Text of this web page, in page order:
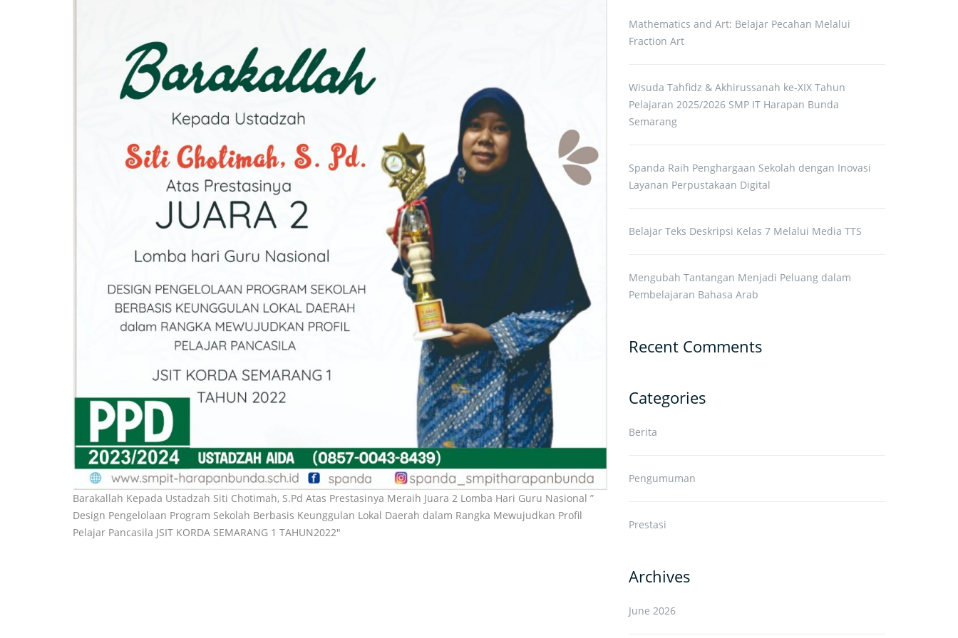
Barakallah Kepada Ustadzah Siti Chotimah, S.Pd Atas Prestasinya Meraih Juara 2 Lomba Hari Guru Nasional ”
Design Pengelolaan Program Sekolah Berbasis Keunggulan Lokal Daerah dalam Rangka Mewujudkan Profil
Pelajar Pancasila JSIT KORDA SEMARANG 1 TAHUN2022″
Mathematics and Art: Belajar Pecahan Melalui
Fraction Art
Wisuda Tahfidz & Akhirussanah ke-XIX Tahun
Pelajaran 2025/2026 SMP IT Harapan Bunda
Semarang
Spanda Raih Penghargaan Sekolah dengan Inovasi
Layanan Perpustakaan Digital
Belajar Teks Deskripsi Kelas 7 Melalui Media TTS
Mengubah Tantangan Menjadi Peluang dalam
Pembelajaran Bahasa Arab
Recent Comments
Categories
Berita
Pengumuman
Prestasi
Archives
June 2026